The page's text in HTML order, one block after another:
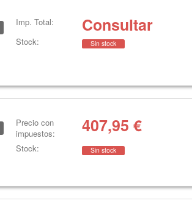
Imp. Total: Consultar
Stock: Sin stock
Precio con
impuestos:
407,95 €
Stock: Sin stock